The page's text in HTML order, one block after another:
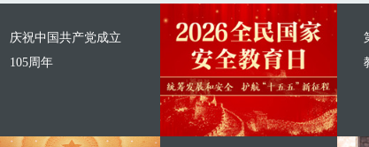
庆祝中国共产党成立
105周年